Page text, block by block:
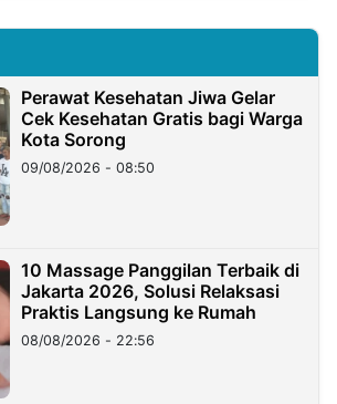
Perawat Kesehatan Jiwa Gelar
Cek Kesehatan Gratis bagi Warga
Kota Sorong
09/08/2026 - 08:50
10 Massage Panggilan Terbaik di
Jakarta 2026, Solusi Relaksasi
Praktis Langsung ke Rumah
08/08/2026 - 22:56